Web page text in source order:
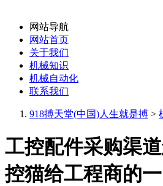
网站导航
网站首页
关于我们
机械知识
机械自动化
联系我们
918搏天堂(中国)人生就是搏 >
工控配件采购渠
控猫给工程商的一